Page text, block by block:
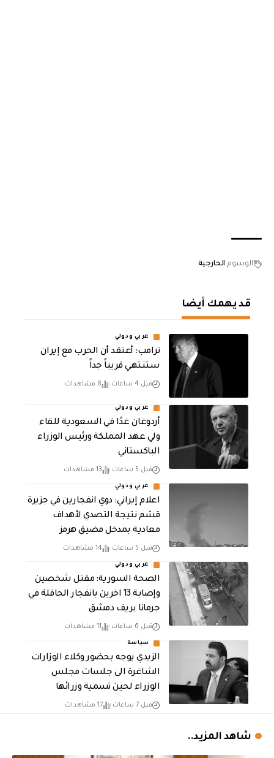
الوسوم الخارجية
قد يهمك أيضا
عربي ودولي
‏ترامب: أعتقد أن الحرب مع إيران
ستنتهي قريباً جداً
قبل 4 ساعات 8 مشاهدات
عربي ودولي
أردوغان غدًا في السعودية للقاء
ولي عهد المملكة ورئيس الوزراء
الباكستاني
قبل 5 ساعات 13 مشاهدات
عربي ودولي
اعلام إيراني: دوي انفجارين في جزيرة
قشم نتيجة التصدي لأهداف
معادية بمدخل مضيق هرمز
قبل 5 ساعات 14 مشاهدات
عربي ودولي
الصحة السورية: مقتل شخصين
وإصابة 13 اخرين بانفجار الحافلة في
جرمانا بريف دمشق
قبل 6 ساعات 11 مشاهدات
سياسة
الزيدي يوجه بحضور وكلاء الوزارات
الشاغرة الى جلسات مجلس
الوزراء لحين تسمية وزرائها
قبل 7 ساعات 17 مشاهدات
شاهد المزيد..